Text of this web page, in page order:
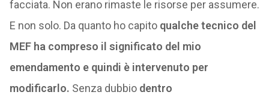
facciata. Non erano rimaste le risorse per assumere.
E non solo. Da quanto ho capito qualche tecnico del
MEF ha compreso il significato del mio
emendamento e quindi è intervenuto per
modificarlo. Senza dubbio dentro